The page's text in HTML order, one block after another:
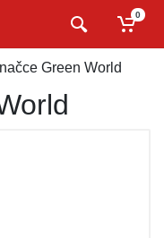
0
Green World